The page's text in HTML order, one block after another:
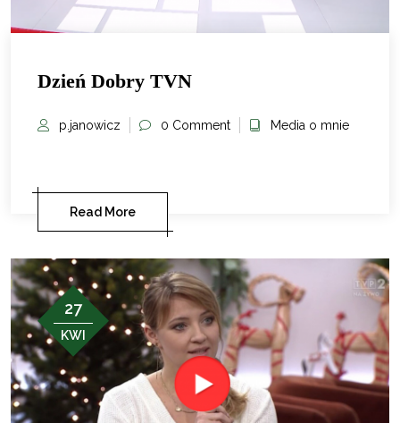
Dzień Dobry TVN
p.janowicz 0 Comment Media o mnie
Read More
27
KWI